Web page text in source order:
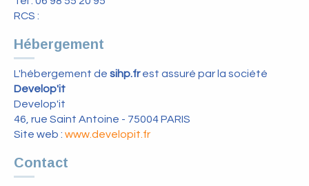
RCS :
Hébergement
L'hébergement de sihp.frest assuré par la société
Develop'it
Develop'it
46, rue Saint Antoine - 75004 PARIS
Site web : www.developit.fr
Contact